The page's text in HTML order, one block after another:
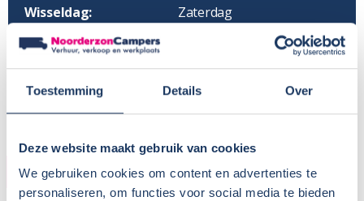
Toestemming Details Over
Deze website maakt gebruik van cookies
We gebruiken cookies om content en advertenties te
personaliseren, om functies voor social media te bieden
Wisseldag:
Zaterdag
Standaard haaltijd:
Standaard retourtijd:
Parkeren eigen auto:
Op terrein verhuurder
CAMPER